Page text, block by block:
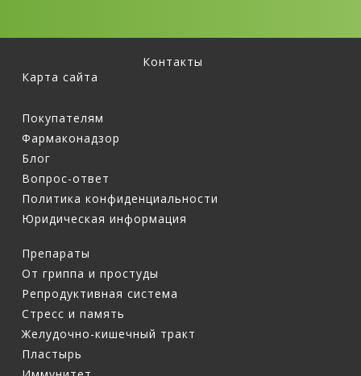
Препараты
От гриппа и простуды
Репродуктивная система
Стресс и память
Желудочно-кишечный тракт
Пластырь
Покупателям
Фармаконадзор
Блог
Вопрос-ответ
Политика конфиденциальности
Юридическая информация
Контакты
Карта сайта